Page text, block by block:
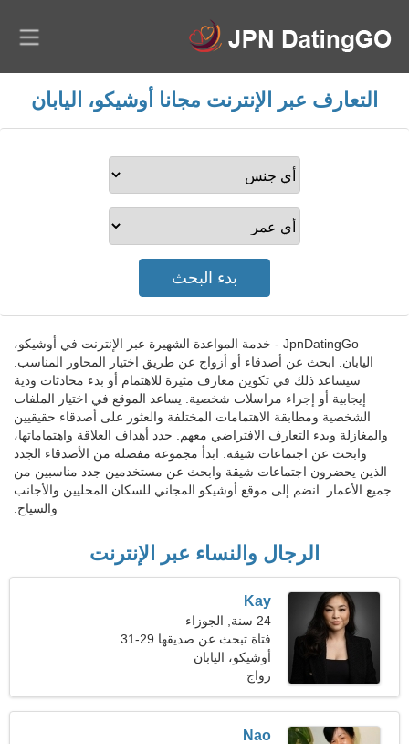
التعارف عبر الإنترنت مجانا أوشيكو، اليابان
JpnDatingGo - خدمة المواعدة الشهيرة عبر الإنترنت في أوشيكو،
اليابان. ابحث عن أصدقاء أو أزواج عن طريق اختيار المحاور المناسب.
سيساعد ذلك في تكوين معارف مثيرة للاهتمام أو بدء محادثات ودية
إيجابية أو إجراء مراسلات شخصية. يساعد الموقع في اختيار الملفات
الشخصية ومطابقة الاهتمامات المختلفة والعثور على أصدقاء حقيقيين
والمغازلة وبدء التعارف الافتراضي معهم. حدد أهداف العلاقة واهتماماتها،
وابحث عن اجتماعات شيقة. ابدأ مجموعة مفصلة من الأصدقاء الجدد
الذين يحضرون اجتماعات شيقة وابحث عن مستخدمين جدد مناسبين من
جميع الأعمار. انضم إلى موقع أوشيكو المجاني للسكان المحليين والأجانب
والسياح.
الرجال والنساء عبر الإنترنت
Kay
24 سنة, الجوزاء
فتاة تبحث عن صديقها 29-31
أوشيكو، اليابان
زواج
Nao